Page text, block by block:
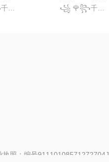
执照：编号91110108571272704J